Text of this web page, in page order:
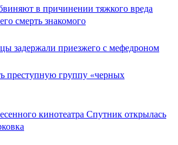
в причинении тяжкого вреда
смерть знакомого
задержали приезжего с мефедроном
преступную группу «черных
кинотеатра Спутник открылась